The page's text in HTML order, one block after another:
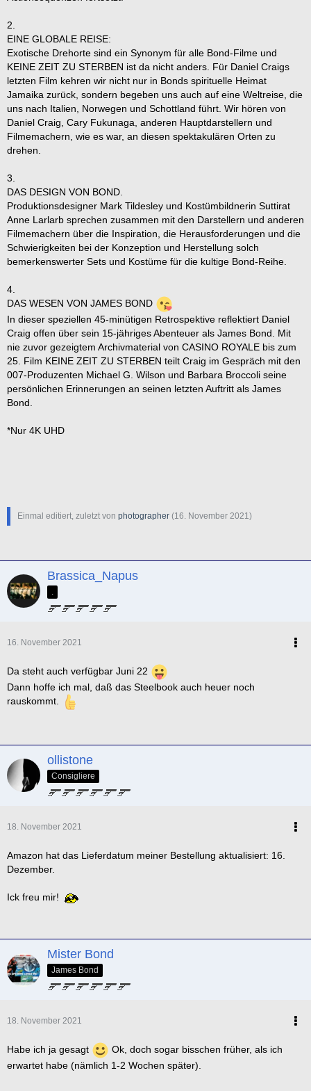
2.
EINE GLOBALE REISE:
Exotische Drehorte sind ein Synonym für alle Bond-Filme und
KEINE ZEIT ZU STERBEN ist da nicht anders. Für Daniel Craigs
letzten Film kehren wir nicht nur in Bonds spirituelle Heimat
Jamaika zurück, sondern begeben uns auch auf eine Weltreise, die
uns nach Italien, Norwegen und Schottland führt. Wir hören von
Daniel Craig, Cary Fukunaga, anderen Hauptdarstellern und
Filmemachern, wie es war, an diesen spektakulären Orten zu
drehen.
3.
DAS DESIGN VON BOND.
Produktionsdesigner Mark Tildesley und Kostümbildnerin Suttirat
Anne Larlarb sprechen zusammen mit den Darstellern und anderen
Filmemachern über die Inspiration, die Herausforderungen und die
Schwierigkeiten bei der Konzeption und Herstellung solch
bemerkenswerter Sets und Kostüme für die kultige Bond-Reihe.
4.
DAS WESEN VON JAMES BOND
In dieser speziellen 45-minütigen Retrospektive reflektiert Daniel
Craig offen über sein 15-jähriges Abenteuer als James Bond. Mit
nie zuvor gezeigtem Archivmaterial von CASINO ROYALE bis zum
25. Film KEINE ZEIT ZU STERBEN teilt Craig im Gespräch mit den
007-Produzenten Michael G. Wilson und Barbara Broccoli seine
persönlichen Erinnerungen an seinen letzten Auftritt als James
Bond.
*Nur 4K UHD
Einmal editiert, zuletzt von photographer (16. November 2021)
Brassica_Napus
16. November 2021
Da steht auch verfügbar Juni 22
Dann hoffe ich mal, daß das Steelbook auch heuer noch
rauskommt.
ollistone
Consigliere
18. November 2021
Amazon hat das Lieferdatum meiner Bestellung aktualisiert: 16.
Dezember.
Ick freu mir!
Mister Bond
James Bond
18. November 2021
Habe ich ja gesagt
Ok, doch sogar bisschen früher, als ich
erwartet habe (nämlich 1-2 Wochen später).